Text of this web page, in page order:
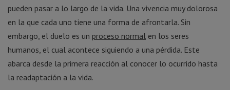
pueden pasar a lo largo de la vida. Una vivencia muy dolorosa
en la que cada uno tiene una forma de afrontarla. Sin
embargo, el duelo es un proceso normal en los seres
humanos, el cual acontece siguiendo a una pérdida. Este
abarca desde la primera reacción al conocer lo ocurrido hasta
la readaptación a la vida.